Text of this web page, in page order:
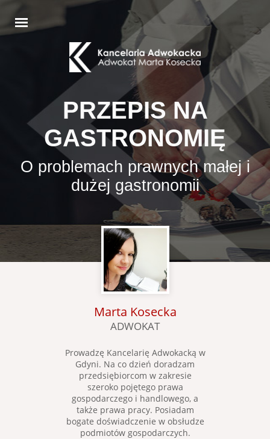
PRZEPIS NA
GASTRONOMIĘ
O problemach prawnych małej i
dużej gastronomii
Marta Kosecka
ADWOKAT
Prowadzę Kancelarię Adwokacką w
Gdyni. Na co dzień doradzam
przedsiębiorcom w zakresie
szeroko pojętego prawa
gospodarczego i handlowego, a
także prawa pracy. Posiadam
bogate doświadczenie w obsłudze
podmiotów gospodarczych.